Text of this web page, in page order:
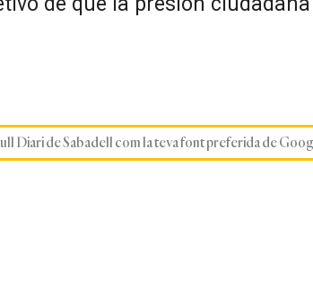
Diari de Sabadell com la teva font preferida de